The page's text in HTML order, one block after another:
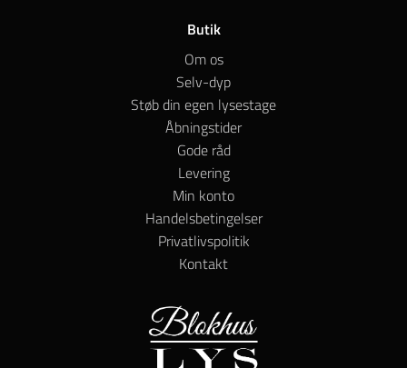
Butik
Om os
Selv-dyp
Støb din egen lysestage
Åbningstider
Gode råd
Levering
Min konto
Handelsbetingelser
Privatlivspolitik
Kontakt